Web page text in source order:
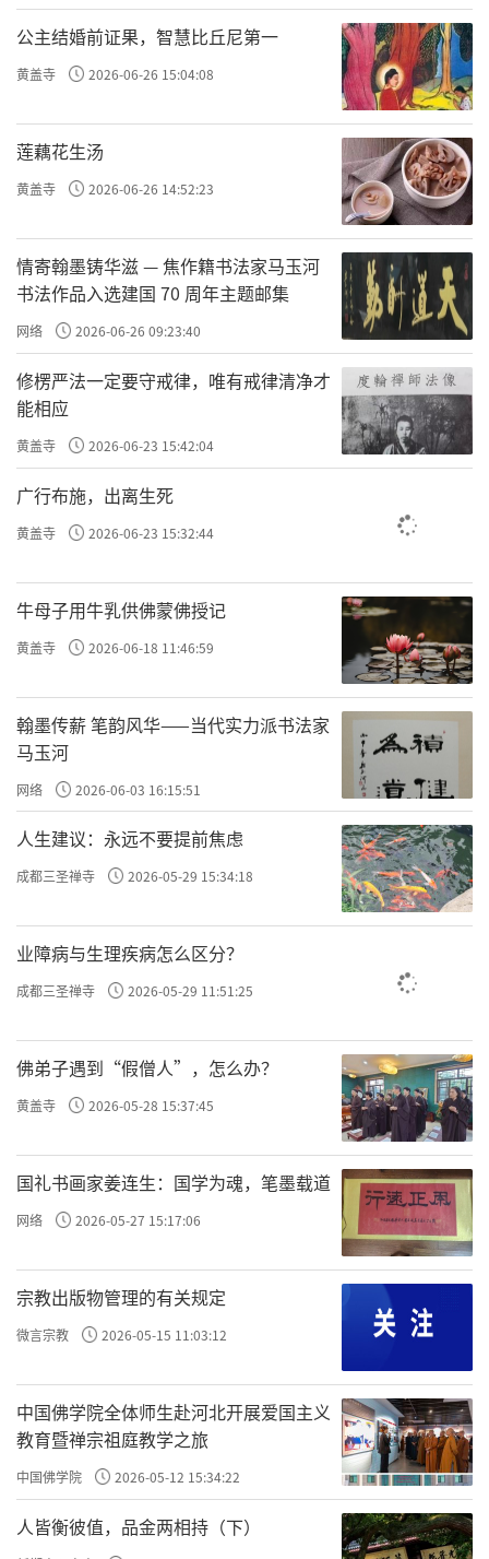
通过《庄河出生》《云居求道》《旸岭清修》
《辽源病危》《法源讲学》《京城荷担》《东
林驻锡》《庐山示寂》《永远怀念》九个乐
章，全景式再现了长老从辽宁庄河普通农家子
弟成长为佛门泰斗的百年人生轨迹。九章如九
重山水，层层递进，最终汇入“一句佛号”的
深流之中。
音乐会在开篇乐章《庄河出生》中拉开帷幕。
一个农家子弟在佛号中降生的画面，被合唱轻
妇。母亲念，姐姐也跟着念。那一声声“南无
阿弥陀佛”，既是他最初听见的声音，也成为
公主结婚前证果，智慧比丘尼第一
黄盖寺 2026-06-26 15:04:08
莲藕花生汤
黄盖寺 2026-06-26 14:52:23
情寄翰墨铸华滋 — 焦作籍书法家马玉河
书法作品入选建国 70 周年主题邮集
网络 2026-06-26 09:23:40
修楞严法一定要守戒律，唯有戒律清净才
能相应
黄盖寺 2026-06-23 15:42:04
广行布施，出离生死
黄盖寺 2026-06-23 15:32:44
牛母子用牛乳供佛蒙佛授记
黄盖寺 2026-06-18 11:46:59
翰墨传薪 笔韵风华——当代实力派书法家
马玉河
网络 2026-06-03 16:15:51
人生建议：永远不要提前焦虑
成都三圣禅寺 2026-05-29 15:34:18
业障病与生理疾病怎么区分？
成都三圣禅寺 2026-05-29 11:51:25
佛弟子遇到“假僧人”，怎么办？
黄盖寺 2026-05-28 15:37:45
国礼书画家姜连生：国学为魂，笔墨载道
网络 2026-05-27 15:17:06
宗教出版物管理的有关规定
微言宗教 2026-05-15 11:03:12
中国佛学院全体师生赴河北开展爱国主义
教育暨禅宗祖庭教学之旅
中国佛学院 2026-05-12 15:34:22
人皆衡彼值，品金两相持（下）